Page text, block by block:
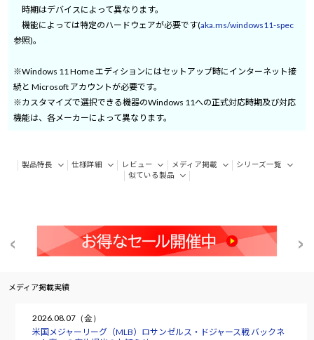
時期はデバイスによって異なります。
機能によっては特定のハードウェアが必要です(aka.ms/windows11-spec
参照)。
※Windows 11 Home エディションにはセットアップ時にインターネット接
続と Microsoft アカウントが必要です。
※カスタマイズで選択できる機器のWindows 11への正式対応時期及び対応
機能は、各メーカーによって異なります。
製品特長 仕様詳細 レビュー メディア掲載
シリーズ一覧
似ている製品
メディア掲載実績
2026.08.07（金）
米国メジャーリーグ（MLB）ロサンゼルス・ドジャース戦 バックネ